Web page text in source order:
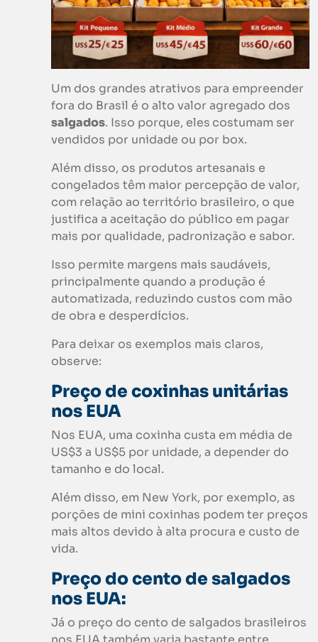
Um dos grandes atrativos para empreender
fora do Brasil é o alto valor agregado dos
salgados. Isso porque, eles costumam ser
vendidos por unidade ou por box.
Além disso, os produtos artesanais e
congelados têm maior percepção de valor,
com relação ao território brasileiro, o que
justifica a aceitação do público em pagar
mais por qualidade, padronização e sabor.
Isso permite margens mais saudáveis,
principalmente quando a produção é
automatizada, reduzindo custos com mão
de obra e desperdícios.
Para deixar os exemplos mais claros,
observe:
Preço de coxinhas unitárias
nos EUA
Nos EUA, uma coxinha custa em média de
US$3 a US$5 por unidade, a depender do
tamanho e do local.
Além disso, em New York, por exemplo, as
porções de mini coxinhas podem ter preços
mais altos devido à alta procura e custo de
vida.
Preço do cento de salgados
nos EUA:
Já o preço do cento de salgados brasileiros